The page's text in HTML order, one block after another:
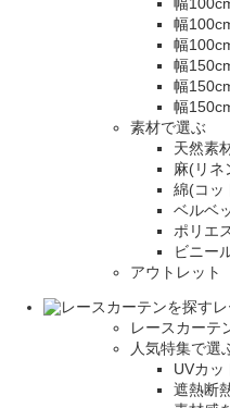
幅
幅
幅
幅
幅
幅
素材で選ぶ
天然素
麻(リネ
綿(コッ
ベルベ
ポリエ
ビニー
アウトレット
レースカーテ
人気特集で選
UVカッ
遮熱断